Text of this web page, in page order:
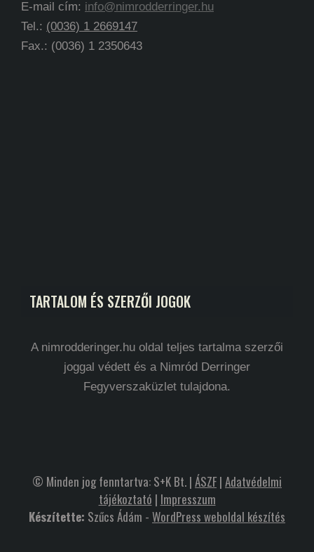
E-mail cím: info@nimrodderringer.hu
Tel.: (0036) 1 2669147
Fax.: (0036) 1 2350643
TARTALOM ÉS SZERZŐI JOGOK
A nimrodderinger.hu oldal teljes tartalma szerzői
joggal védett és a Nimród Derringer
Fegyverszaküzlet tulajdona.
© Minden jog fenntartva: S+K Bt. | ÁSZF| Adatvédelmi
tájékoztató | Impresszum
Készítette: Szűcs Ádám - WordPress weboldal készítés